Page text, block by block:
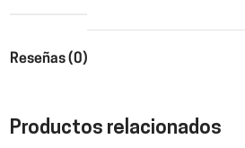
Reseñas (0)
Productos relacionados